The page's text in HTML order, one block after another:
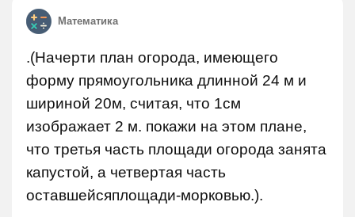
Математика
.(Начерти план огорода, имеющего
форму прямоугольника длинной 24 м и
шириной 20м, считая, что 1см
изображает 2 м. покажи на этом плане,
что третья часть площади огорода занята
капустой, а четвертая часть
оставшейсяплощади-морковью.).